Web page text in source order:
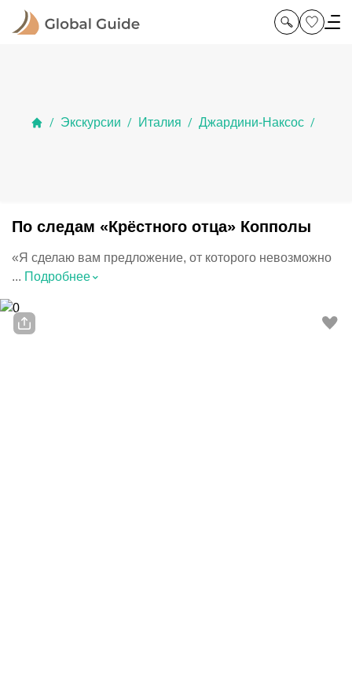
/ Экскурсии / Италия / Джардини-Наксос /
По следам «Крёстного отца» Копполы
«Я сделаю вам предложение, от которого невозможно
... Подробнее⌃